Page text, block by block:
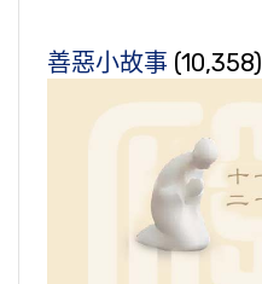
善惡小故事 (10,358)